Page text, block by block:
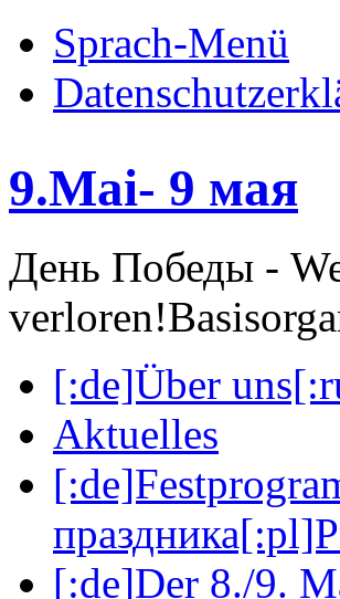
Sprach-Menü
9.Mai- 9 мая
День Победы -
verloren!
[:de]Über
Aktuelles
[:de]Der 8./9.